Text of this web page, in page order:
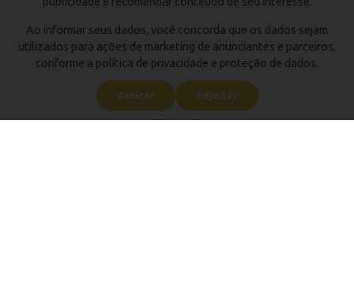
Ao informar seus dados, você concorda que os dados sejam
utilizados para ações de marketing de anunciantes e parceiros,
conforme a política de privacidade e proteção de dados.
Aceitar Rejeitar